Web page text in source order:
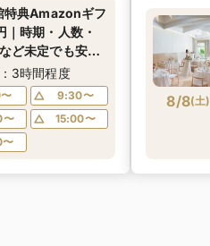
特典Amazonギフ
｜時期・人数・
ど未定でも安心
お越しください♪
3時間程度
9:30〜
〜
15:00〜
8/8(土)